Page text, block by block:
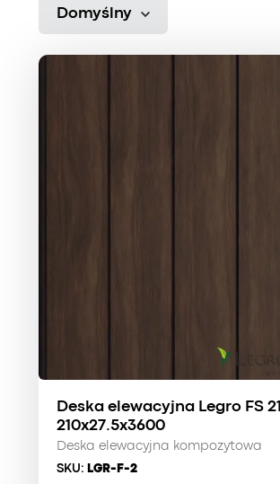
Domyślny
Deska elewacyjna Legro FS 21
210x27.5x3600
Deska elewacyjna kompozytowa
SKU: LGR-F-2